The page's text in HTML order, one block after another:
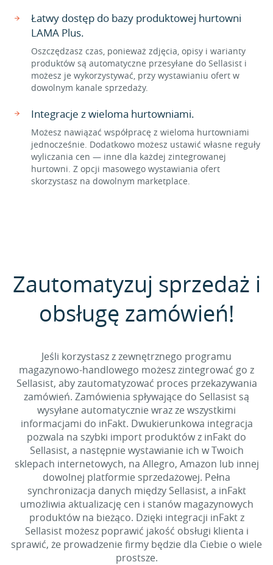
Łatwy dostęp do bazy produktowej hurtowni
LAMA Plus.
Oszczędzasz czas, ponieważ zdjęcia, opisy i warianty
produktów są automatyczne przesyłane do Sellasist i
możesz je wykorzystywać, przy wystawianiu ofert w
dowolnym kanale sprzedaży.
Integracje z wieloma hurtowniami.
Możesz nawiązać współpracę z wieloma hurtowniami
jednocześnie. Dodatkowo możesz ustawić własne reguły
wyliczania cen — inne dla każdej zintegrowanej
hurtowni. Z opcji masowego wystawiania ofert
skorzystasz na dowolnym marketplace.
Zautomatyzuj sprzedaż i
obsługę zamówień!
Jeśli korzystasz z zewnętrznego programu
magazynowo-handlowego możesz zintegrować go z
Sellasist, aby zautomatyzować proces przekazywania
zamówień. Zamówienia spływające do Sellasist są
wysyłane automatycznie wraz ze wszystkimi
informacjami do inFakt. Dwukierunkowa integracja
pozwala na szybki import produktów z inFakt do
Sellasist, a następnie wystawianie ich w Twoich
sklepach internetowych, na Allegro, Amazon lub innej
dowolnej platformie sprzedażowej. Pełna
synchronizacja danych między Sellasist, a inFakt
umożliwia aktualizację cen i stanów magazynowych
produktów na bieżąco. Dzięki integracji inFakt z
Sellasist możesz poprawić jakość obsługi klienta i
sprawić, że prowadzenie firmy będzie dla Ciebie o wiele
prostsze.